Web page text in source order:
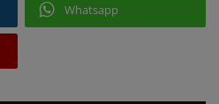
Whatsapp